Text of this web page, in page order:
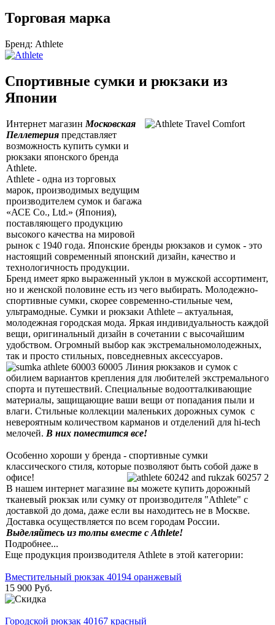
Торговая марка
Бренд: Athlete
Спортивные сумки и рюкзаки из
Японии
Интернет магазин Московская
Пеллетерия представляет
возможность купить сумки и
рюкзаки японского бренда
Athlete.
Athlete - одна из торговых
марок, производимых ведущим
производителем сумок и багажа
«АСЕ Со., Ltd.» (Япония),
поставляющего продукцию
высокого качества на мировой
рынок с 1940 года. Японские бренды рюкзаков и сумок - это
настоящий современный японский дизайн, качество и
технологичность продукции.
Бренд имеет ярко выраженный уклон в мужской ассортимент,
но и женской половине есть из чего выбирать. Молодежно-
спортивные сумки, скорее современно-стильные чем,
ультрамодные. Сумки и рюкзаки Athlete – актуальная,
молодежная городская мода. Яркая индивидуальность каждой
вещи, оригинальный дизайн в сочетании с высочайшим
удобством. Огромный выбор как экстремальномолодежных,
так и просто стильных, повседневных аксессуаров.
Линия рюкзаков и сумок с
обилием вариантов крепления для любителей экстремального
спорта и путешествий. Специальные водоотталкивающие
материалы, защищающие ваши вещи от попадания пыли и
влаги. Cтильные коллекции маленьких дорожных сумок с
невероятным количеством карманов и отделений для hi-tech
мелочей. В них поместится все!
Особенно хороши у бренда - спортивные сумки
классического стиля, которые позволяют быть собой даже в
офисе!
В нашем интернет магазине вы можете купить дорожный
тканевый рюкзак или сумку от производителя "Athlete" с
доставкой до дома, даже если вы находитесь не в Москве.
Доставка осуществляется по всем городам России.
Выделяйтесь из толпы вместе с Athlete!
Подробнее...
Еще продукция производителя Athlete в этой категории:
Вместительный рюкзак 40194 оранжевый
15 900 Руб.
Городской рюкзак 40167 красный